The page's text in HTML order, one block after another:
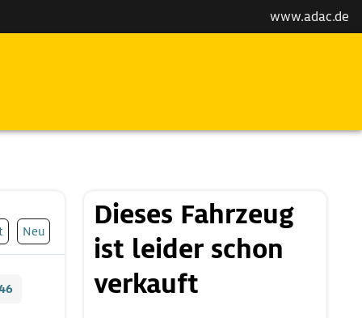
www.adac.de
Neu
Dieses Fahrzeug
ist leider schon
verkauft